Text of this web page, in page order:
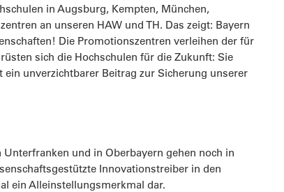
in Augsburg, Kempten, München,
an unseren HAW und TH. Das zeigt: Bayern
Die Promotionszentren verleihen der für
sich die Hochschulen für die Zukunft: Sie
unverzichtbarer Beitrag zur Sicherung unserer
und in Oberbayern gehen noch in
Innovationstreiber in den
ein Alleinstellungsmerkmal dar.